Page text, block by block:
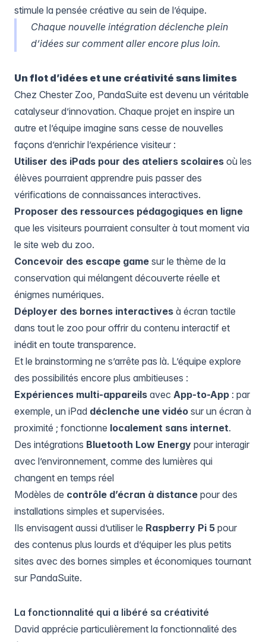
stimule la pensée créative au sein de l’équipe.
Chaque nouvelle intégration déclenche plein
d’idées sur comment aller encore plus loin.
Un flot d’idées et une créativité sans limites
Chez Chester Zoo, PandaSuite est devenu un véritable
catalyseur d’innovation. Chaque projet en inspire un
autre et l’équipe imagine sans cesse de nouvelles
façons d’enrichir l’expérience visiteur :
Utiliser des iPads pour des ateliers scolaires où les
élèves pourraient apprendre puis passer des
vérifications de connaissances interactives.
Proposer des ressources pédagogiques en ligne
que les visiteurs pourraient consulter à tout moment via
le site web du zoo.
Concevoir des escape game sur le thème de la
conservation qui mélangent découverte réelle et
énigmes numériques.
Déployer des bornes interactives à écran tactile
dans tout le zoo pour offrir du contenu interactif et
inédit en toute transparence.
Et le brainstorming ne s’arrête pas là. L’équipe explore
des possibilités encore plus ambitieuses :
Expériences multi-appareils avec App-to-App : par
exemple, un iPad déclenche une vidéo sur un écran à
proximité ; fonctionne localement sans internet.
Des intégrations Bluetooth Low Energy pour interagir
avec l’environnement, comme des lumières qui
changent en temps réel
Modèles de contrôle d’écran à distance pour des
installations simples et supervisées.
Ils envisagent aussi d’utiliser le Raspberry Pi 5 pour
des contenus plus lourds et d’équiper les plus petits
sites avec des bornes simples et économiques tournant
sur PandaSuite.
La fonctionnalité qui a libéré sa créativité
David apprécie particulièrement la fonctionnalité des